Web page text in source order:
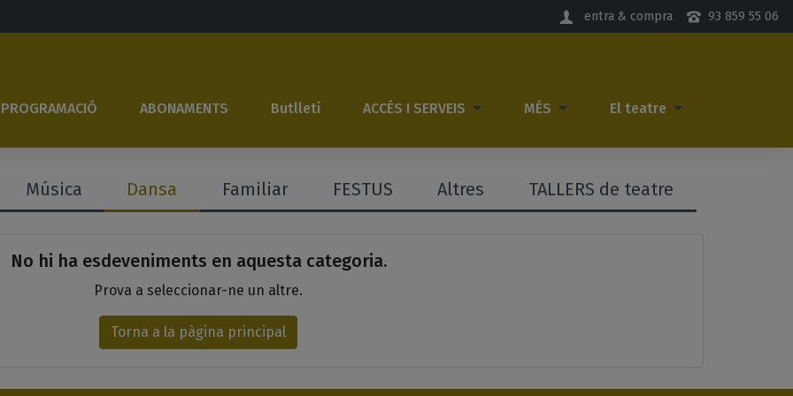
entra & compra 93 859 55 06
PROGRAMACIÓ (current)ABONAMENTS (current)Butlletí(current)ACCÉS I SERVEIS MÉS El teatre
Música Dansa Familiar FESTUS Altres TALLERS de teatre
No hi ha esdeveniments en aquesta categoria.
Prova a seleccionar-ne un altre.
Torna a la pàgina principal